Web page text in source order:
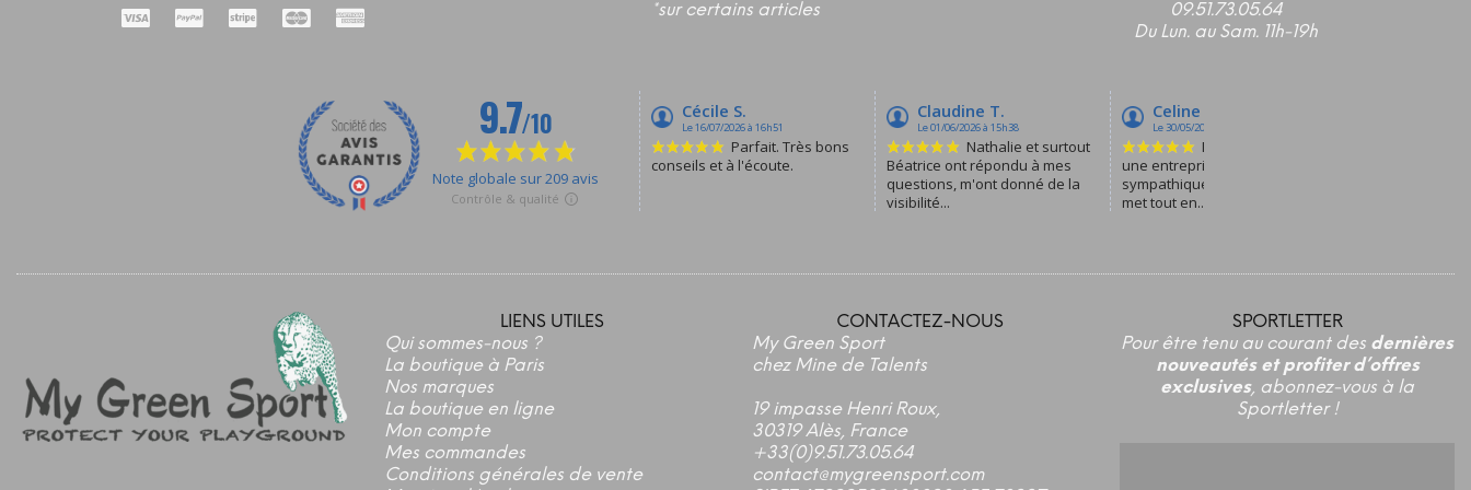
*sur certains articles
09.51.73.05.64
Du Lun. au Sam. 11h-19h
LIENS UTILES
Qui sommes-nous ?
La boutique à Paris
Nos marques
La boutique en ligne
Mon compte
Mes commandes
Conditions générales de vente
CONTACTEZ-NOUS
My Green Sport
chez Mine de Talents
19 impasse Henri Roux,
30319 Alès, France
+33(0)9.51.73.05.64
contact@mygreensport.com
SPORTLETTER
Pour être tenu au courant des dernières
nouveautés et profiter d’offres
exclusives, abonnez-vous à la
Sportletter !